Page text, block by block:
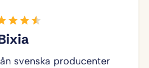
svenska producenter